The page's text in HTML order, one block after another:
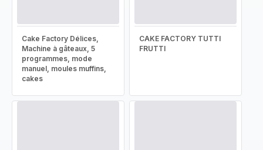
Cake Factory Délices,
Machine à gâteaux, 5
programmes, mode
manuel, moules muffins,
cakes
CAKE FACTORY TUTTI
FRUTTI